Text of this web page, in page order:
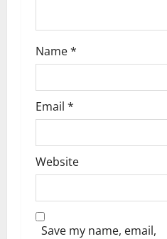
Name*
Email *
Website
Save my name, email,